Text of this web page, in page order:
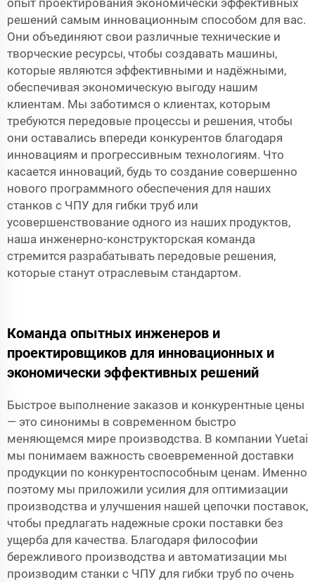
решений самым инновационным способом для вас.
Они объединяют свои различные технические и
творческие ресурсы, чтобы создавать машины,
которые являются эффективными и надёжными,
обеспечивая экономическую выгоду нашим
клиентам. Мы заботимся о клиентах, которым
требуются передовые процессы и решения, чтобы
они оставались впереди конкурентов благодаря
инновациям и прогрессивным технологиям. Что
касается инноваций, будь то создание совершенно
нового программного обеспечения для наших
станков с ЧПУ для гибки труб или
усовершенствование одного из наших продуктов,
наша инженерно-конструкторская команда
стремится разрабатывать передовые решения,
которые станут отраслевым стандартом.
Команда опытных инженеров и
проектировщиков для инновационных и
экономически эффективных решений
Быстрое выполнение заказов и конкурентные цены
— это синонимы в современном быстро
меняющемся мире производства. В компании Yuetai
мы понимаем важность своевременной доставки
продукции по конкурентоспособным ценам. Именно
поэтому мы приложили усилия для оптимизации
производства и улучшения нашей цепочки поставок,
чтобы предлагать надежные сроки поставки без
ущерба для качества. Благодаря философии
бережливого производства и автоматизации мы
производим станки с ЧПУ для гибки труб по очень